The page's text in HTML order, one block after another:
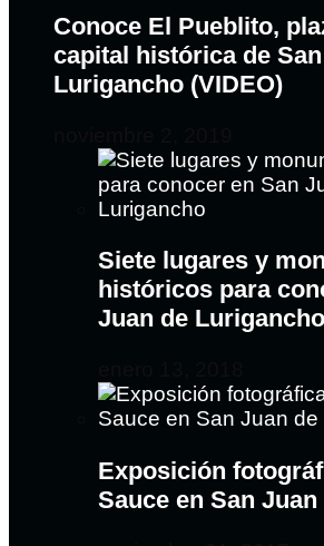
Conoce El Pueblito,
capital histórica de
Lurigancho (VIDEO)
Siete lugares y
históricos para
Juan de Lurigancho
Exposición
Sauce en San